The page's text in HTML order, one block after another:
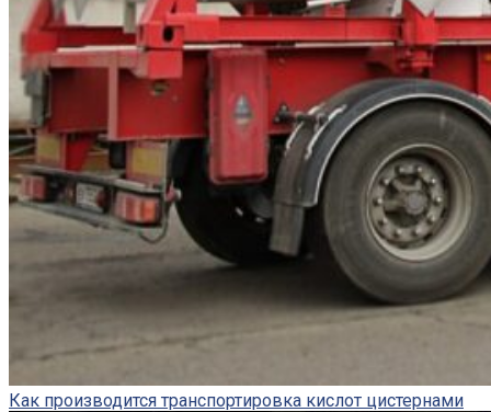
Как производится транспортировка кислот цистернами